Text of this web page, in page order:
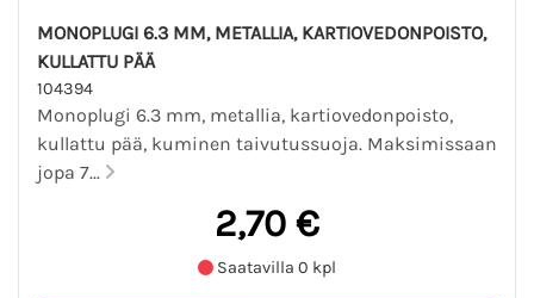
MONOPLUGI 6.3 MM, METALLIA, KARTIOVEDONPOISTO,
KULLATTU PÄÄ
104394
Monoplugi 6.3 mm, metallia, kartiovedonpoisto,
kullattu pää, kuminen taivutussuoja. Maksimissaan
jopa 7...
2,70 €
Saatavilla 0 kpl